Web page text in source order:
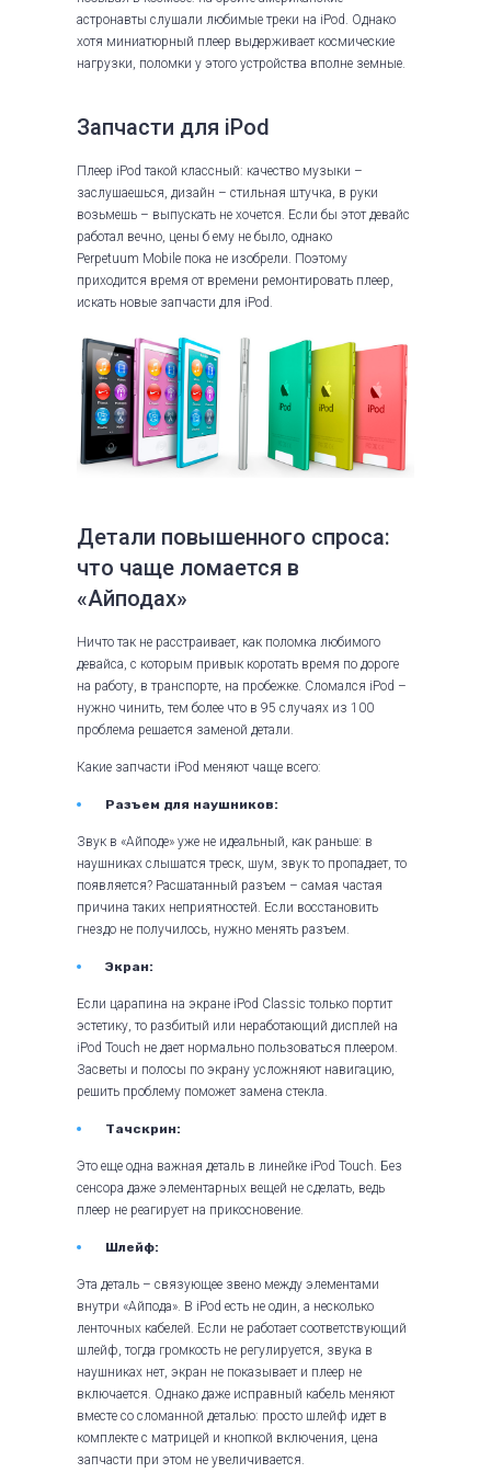
астронавты слушали любимые треки на iPod. Однако
хотя миниатюрный плеер выдерживает космические
нагрузки, поломки у этого устройства вполне земные.
Запчасти для iPod
Плеер iPod такой классный: качество музыки –
заслушаешься, дизайн – стильная штучка, в руки
возьмешь – выпускать не хочется. Если бы этот девайс
работал вечно, цены б ему не было, однако
Perpetuum Mobile пока не изобрели. Поэтому
приходится время от времени ремонтировать плеер,
искать новые запчасти для iPod.
Детали повышенного спроса:
что чаще ломается в
«Айподах»
Ничто так не расстраивает, как поломка любимого
девайса, с которым привык коротать время по дороге
на работу, в транспорте, на пробежке. Сломался iPod –
нужно чинить, тем более что в 95 случаях из 100
проблема решается заменой детали.
Какие запчасти iPod меняют чаще всего:
Разъем для наушников:
Звук в «Айподе» уже не идеальный, как раньше: в
наушниках слышатся треск, шум, звук то пропадает, то
появляется? Расшатанный разъем – самая частая
причина таких неприятностей. Если восстановить
гнездо не получилось, нужно менять разъем.
Экран:
Если царапина на экране iPod Classic только портит
эстетику, то разбитый или неработающий дисплей на
iPod Touch не дает нормально пользоваться плеером.
Засветы и полосы по экрану усложняют навигацию,
решить проблему поможет замена стекла.
Тачскрин:
Это еще одна важная деталь в линейке iPod Touch. Без
сенсора даже элементарных вещей не сделать, ведь
плеер не реагирует на прикосновение.
Шлейф:
Эта деталь – связующее звено между элементами
внутри «Айпода». В iPod есть не один, а несколько
ленточных кабелей. Если не работает соответствующий
шлейф, тогда громкость не регулируется, звука в
наушниках нет, экран не показывает и плеер не
включается. Однако даже исправный кабель меняют
вместе со сломанной деталью: просто шлейф идет в
комплекте с матрицей и кнопкой включения, цена
запчасти при этом не увеличивается.